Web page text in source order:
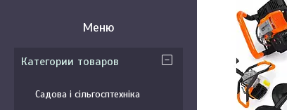
Категории товаров
Садова і сільгосптехніка